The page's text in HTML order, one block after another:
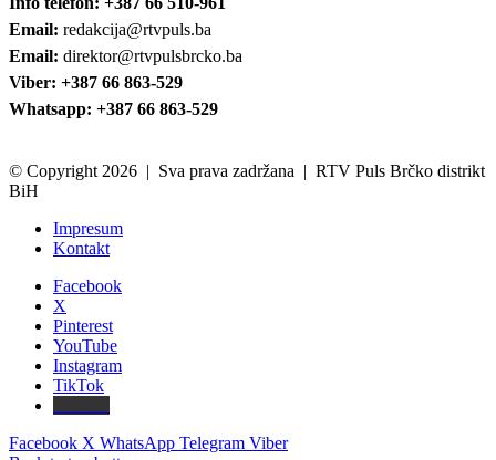
Email: redakcija@rtvpuls.ba
Email: direktor@rtvpulsbrcko.ba
Viber: +387 66 863-529
Whatsapp: +387 66 863-529
© Copyright 2026 | Sva prava zadržana | RTV Puls Brčko distrikt
BiH
Impresum
Kontakt
Facebook
X
Pinterest
YouTube
Instagram
TikTok
Facebook X WhatsApp Telegram Viber